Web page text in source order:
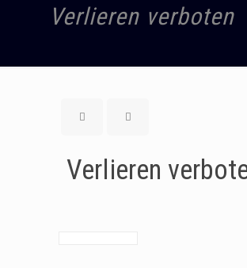
Verlieren verboten
Verlieren